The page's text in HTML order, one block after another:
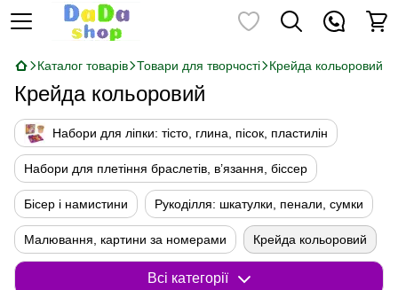
Каталог товарів Товари для творчості Крейда кольоровий
Крейда кольоровий
Набори для ліпки: тісто, глина, пісок, пластилін
Набори для плетіння браслетів, в’язання, біссер
Бісер і намистини Рукоділля: шкатулки, пенали, сумки
Малювання, картини за номерами Крейда кольоровий
Всі категорії